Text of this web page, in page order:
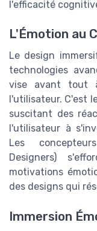
l'efficacité
L'Émotion au
Le design
technologies
vise avant tout
l'utilisateur. C'est
suscitant des
l'utilisateur à
Les
Designers)
motivations
des designs qui
Immersion